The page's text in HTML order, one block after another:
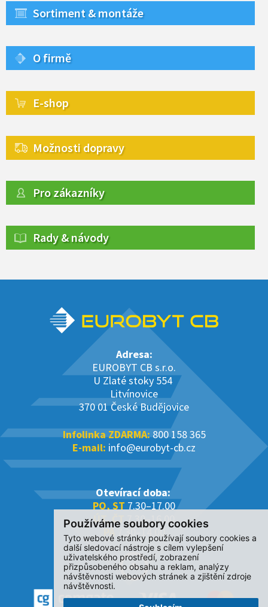
Používáme soubory cookies
Tyto webové stránky používají soubory cookies a
další sledovací nástroje s cílem vylepšení
uživatelského prostředí, zobrazení
přizpůsobeného obsahu a reklam, analýzy
návštěvnosti webových stránek a zjištění zdroje
návštěvnosti.
Sortiment & montáže
O firmě
E-shop
Možnosti dopravy
Pro zákazníky
Rady & návody
Adresa:
EUROBYT CB s.r.o.
U Zlaté stoky 554
Litvínovice
370 01 České Budějovice
Infolinka ZDARMA:800 158 365
E-mail: info@eurobyt-cb.cz
Otevírací doba:
PO, ST 7.30–17.00
ÚT, ČT7.30–16.00
PÁ7.30–14.00